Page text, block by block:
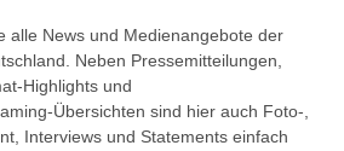
alle News und Medienangebote der
Neben Pressemitteilungen,
Highlights und
Übersichten sind hier auch Foto-,
Interviews und Statements einfach